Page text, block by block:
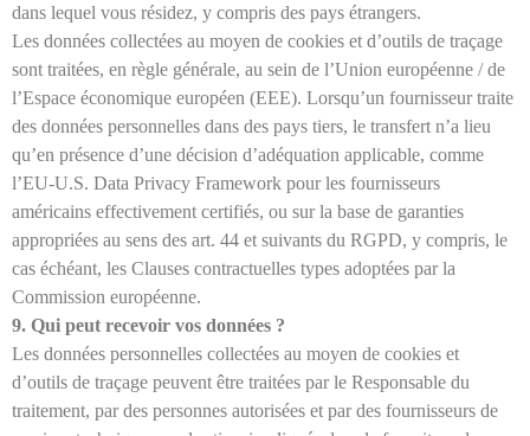
dans lequel vous résidez, y compris des pays étrangers.
Les données collectées au moyen de cookies et d’outils de traçage
sont traitées, en règle générale, au sein de l’Union européenne / de
l’Espace économique européen (EEE). Lorsqu’un fournisseur traite
des données personnelles dans des pays tiers, le transfert n’a lieu
qu’en présence d’une décision d’adéquation applicable, comme
l’EU-U.S. Data Privacy Framework pour les fournisseurs
américains effectivement certifiés, ou sur la base de garanties
appropriées au sens des art. 44 et suivants du RGPD, y compris, le
cas échéant, les Clauses contractuelles types adoptées par la
Commission européenne.
9. Qui peut recevoir vos données ?
Les données personnelles collectées au moyen de cookies et
d’outils de traçage peuvent être traitées par le Responsable du
traitement, par des personnes autorisées et par des fournisseurs de